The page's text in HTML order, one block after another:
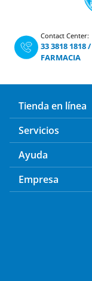
Contact Center:
33 3818 1818/
FARMACIA
Tienda en línea
Servicios
Ayuda
Empresa